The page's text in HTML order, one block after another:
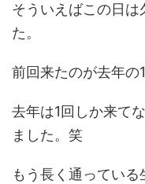
そういえばこの日は
た。
前回来たのが去年の
去年は1回しか来て
ました。笑
もう長く通っている